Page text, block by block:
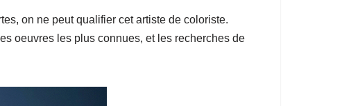
on ne peut qualifier cet artiste de coloriste.
oeuvres les plus connues, et les recherches de